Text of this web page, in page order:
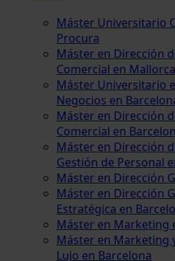
Máster Universitario
Procura
Máster en Dirección
Comercial en Mallorca
Máster Universitario
Negocios en
Máster en Dirección
Comercial en
Máster en Dirección
Gestión de Personal
Máster en Dirección
Máster en Dirección
Estratégica en
Máster en Marketing
Máster en Marketing
Lujo en Barcelona